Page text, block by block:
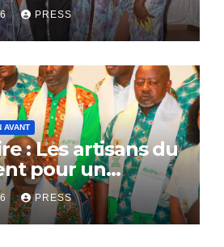
PRESS
AVANT
: Les artisans du
pour un
PRESS